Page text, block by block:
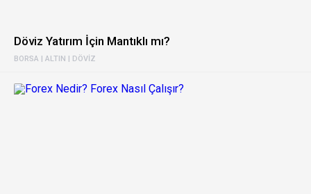
BORSA | ALTIN | DÖVIZ
Döviz Yatırım İçin Mantıklı mı?